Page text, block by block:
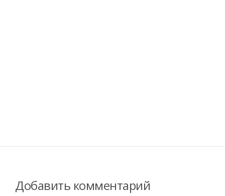
Добавить комментарий